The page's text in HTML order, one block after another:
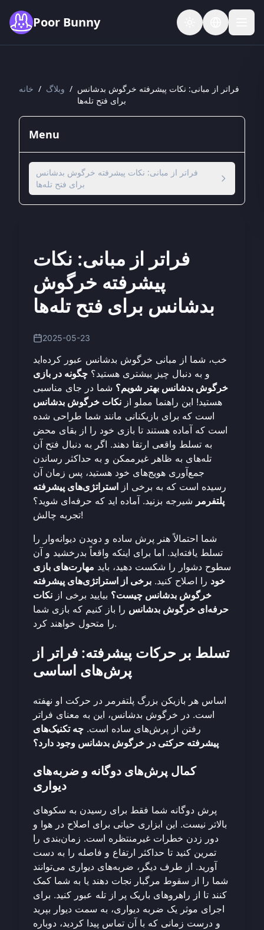
Poor Bunny
خانه / وبلاگ / فراتر از مبانی: نکات پیشرفته خرگوش بدشانس
برای فتح تله‌ها
Menu
فراتر از مبانی: نکات پیشرفته خرگوش بدشانس
برای فتح تله‌ها
فراتر از مبانی: نکات
پیشرفته خرگوش
بدشانس برای فتح تله‌ها
2025-05-23
خب، شما از مبانی خرگوش بدشانس عبور کرده‌اید
و به دنبال چیز بیشتری هستید؟ چگونه در بازی
خرگوش بدشانس بهتر شویم؟ شما در جای مناسبی
هستید! این راهنما مملو از نکات خرگوش بدشانس
است که برای بازیکنانی مانند شما طراحی شده
است که آماده هستند تا بازی خود را از بقای محض
به تسلط واقعی ارتقا دهند. اگر به دنبال فتح آن
تله‌های به ظاهر غیرممکن و به حداکثر رساندن
جمع‌آوری هویج‌های خود هستید، پس زمان آن
رسیده است که به برخی از استراتژی‌های پیشرفته
پلتفرمر شیرجه بزنید. آماده اید که حرفه‌ای شوید؟
تجربه چالش!
شما احتمالاً هنر پرش ساده و دویدن دیوانه‌وار را
تسلط یافته‌اید. اما برای اینکه واقعاً بدرخشید و آن
سطوح دشوار را شکست دهید، باید مهارت‌های بازی
خود را اصلاح کنید. برخی از استراتژی‌های پیشرفته
خرگوش بدشانس چیست؟ بیایید برخی از نکات
حرفه‌ای خرگوش بدشانس را باز کنیم که بازی شما
را متحول خواهند کرد.
تسلط بر حرکات پیشرفته: فراتر از
پرش‌های اساسی
اساس هر بازیکن بزرگ پلتفرمر در حرکت او نهفته
است. در خرگوش بدشانس، این به معنای فراتر
رفتن از پرش‌های ساده است. چه تکنیک‌های
پیشرفته حرکتی در خرگوش بدشانس وجود دارد؟
کمال پرش‌های دوگانه و ضربه‌های
دیواری
پرش دوگانه شما فقط برای رسیدن به سکوهای
بالاتر نیست. این ابزاری حیاتی برای اصلاح در هوا و
دور زدن خطرات غیرمنتظره است. زمان‌بندی را
تمرین کنید تا حداکثر ارتفاع و فاصله را به دست
آورید. از طرف دیگر، ضربه‌های دیواری می‌توانند
شما را از سقوط مرگبار نجات دهند یا به شما کمک
کنند تا از راهروهای باریک پر از تله عبور کنید. برای
اجرای موثر یک ضربه دیواری، به سمت دیوار بپرید
و درست زمانی که با آن تماس پیدا کردید، دوباره